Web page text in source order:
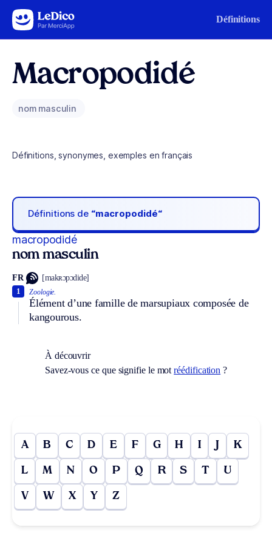
Aller au contenu Définitions
Macropodidé
nom masculin
Définitions, synonymes, exemples en français
Définitions de “macropodidé“
macropodidé
nom masculin
FR [makʀɔpɔdide]
Zoologie.
Élément d’une famille de marsupiaux composée de
kangourous.
1
À découvrir
Savez-vous ce que signifie le motréédification ?
A B C D E F G H I J K
L M N O P Q R S T U
V W X Y Z